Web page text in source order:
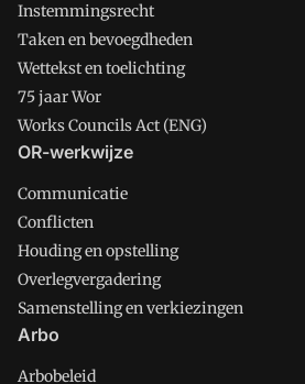
Instemmingsrecht
Taken en bevoegdheden
Wettekst en toelichting
75 jaar Wor
Works Councils Act (ENG)
OR-werkwijze
Communicatie
Conflicten
Houding en opstelling
Overlegvergadering
Samenstelling en verkiezingen
Arbo
Arbobeleid